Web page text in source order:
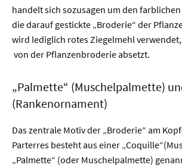
handelt sich sozusagen um den
die darauf gestickte „Broderie“ der
wird lediglich rotes Ziegelmehl
von der Pflanzenbroderie absetzt.
„Palmette“ (Muschelpalmette)
(Rankenornament)
Das zentrale Motiv der „Broderie“ am
Parterres besteht aus einer
„Palmette“ (oder Muschelpalmette)